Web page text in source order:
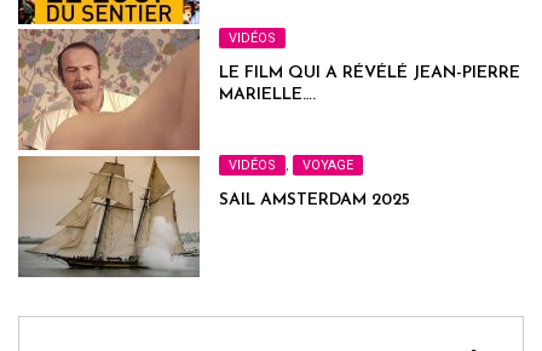
VIDÉOS
LE FILM QUI A RÉVÉLÉ JEAN-PIERRE
MARIELLE….
VIDÉOS , VOYAGE
SAIL AMSTERDAM 2025